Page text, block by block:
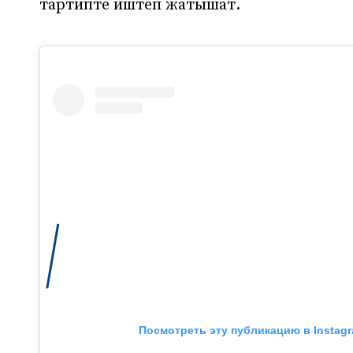
тартипте иштеп жатышат.
Посмотреть эту публикацию в